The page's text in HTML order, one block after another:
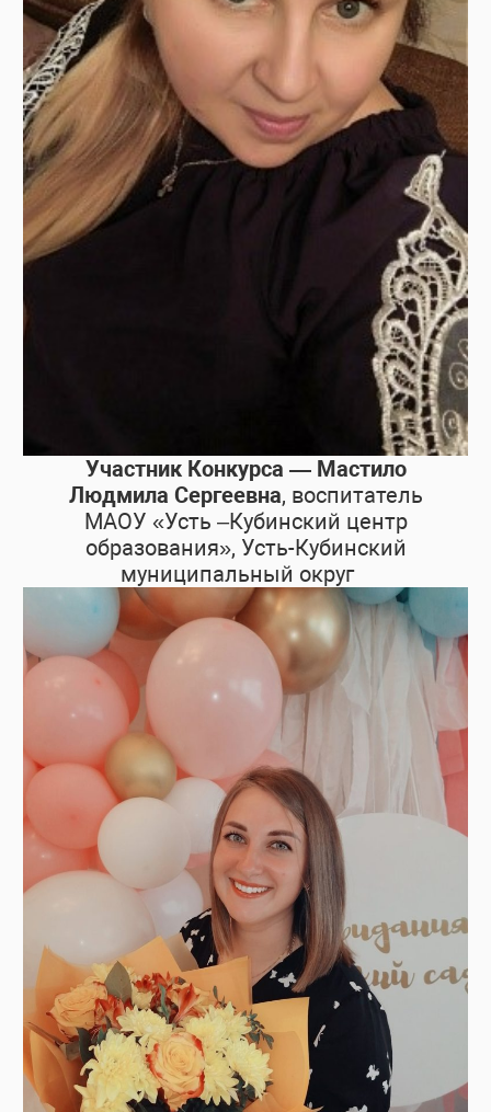
Участник Конкурса — Мастило
Людмила Сергеевна, воспитатель
МАОУ «Усть –Кубинский центр
образования», Усть-Кубинский
муниципальный округ